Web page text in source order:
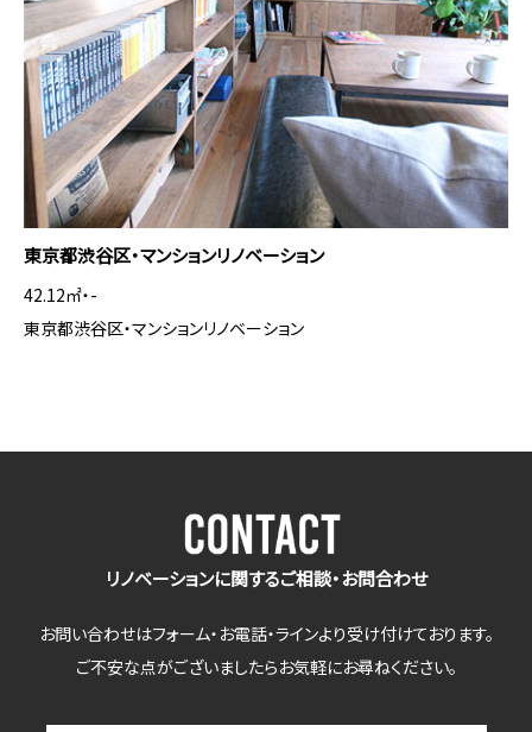
東京都渋谷区・マンションリノベーション
42.12㎡・-
東京都渋谷区・マンションリノベーション
リノベーションに関するご相談・お問合わせ
お問い合わせはフォーム・お電話・ラインより受け付けております。
ご不安な点がございましたらお気軽にお尋ねください。